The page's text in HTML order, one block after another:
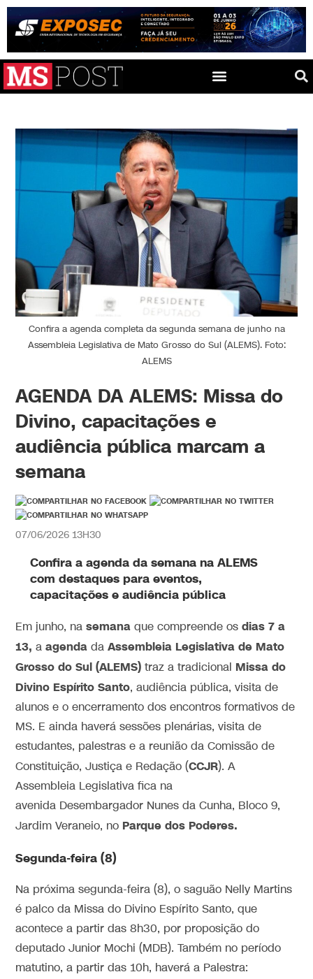
Confira a agenda completa da segunda semana de junho na
Assembleia Legislativa de Mato Grosso do Sul (ALEMS). Foto:
ALEMS
AGENDA DA ALEMS: Missa do
Divino, capacitações e
audiência pública marcam a
semana
07/06/2026 13H30
Confira a agenda da semana na ALEMS
com destaques para eventos,
capacitações e audiência pública
Em junho, nasemana que compreende osdias 7 a
13, aagenda daAssembleia Legislativa de Mato
Grosso do Sul (ALEMS) traz a tradicional Missa do
Divino Espírito Santo, audiência pública, visita de
alunos e o encerramento dos encontros formativos de
MS. E ainda haverá sessões plenárias, visita de
estudantes, palestras e a reunião da Comissão de
Constituição, Justiça e Redação (CCJR). A
Assembleia Legislativa fica na
avenida Desembargador Nunes da Cunha, Bloco 9,
Jardim Veraneio, no Parque dos Poderes.
Segunda-feira (8)
Na próxima segunda-feira (8), o saguão Nelly Martins
é palco da Missa do Divino Espírito Santo, que
acontece a partir das 8h30, por proposição do
deputado Junior Mochi (MDB). Também no período
matutino, a partir das 10h, haverá a Palestra: